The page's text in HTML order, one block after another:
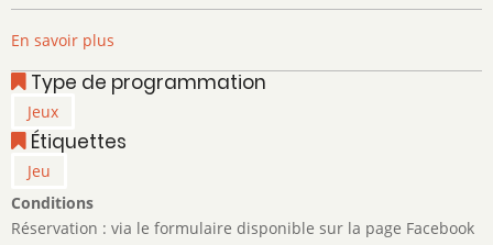
En savoir plus
Soirée
jeux
société
Type de programmation
Jeux
Étiquettes
Jeu
Conditions
Réservation : via le formulaire disponible sur la page Facebook